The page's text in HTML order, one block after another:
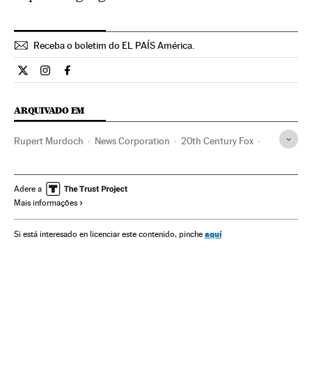
Receba o boletim do EL PAÍS América.
Economia El País Brasil en Twitter
Economia El País Brasil en Instagram
Economia El País Brasil en Facebook
ARQUIVADO EM
Rupert Murdoch News Corporation 20th Century Fox
Indústria Cinematográfica
Gente
América Sociedade
Adere a
Mais informações
Si está interesado en licenciar este contenido, pinche aquí